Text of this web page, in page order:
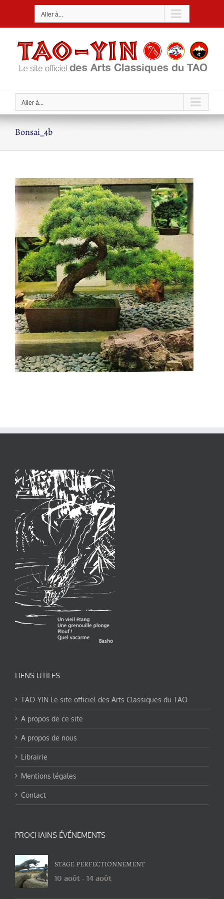
Aller à...
Aller à...
Bonsai_4b
LIENS UTILES
TAO-YIN Le site officiel des Arts Classiques du TAO
A propos de ce site
A propos de nous
Librairie
Mentions légales
Contact
PROCHAINS ÉVÉNEMENTS
STAGE PERFECTIONNEMENT
10 août - 14 août